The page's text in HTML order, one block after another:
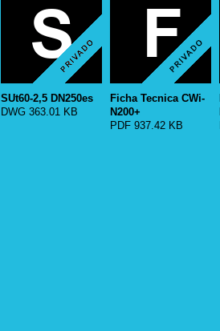
SUt60-2,5 DN250es
DWG 363.01 KB
Ficha Tecnica CWi-
N200+
PDF 937.42 KB